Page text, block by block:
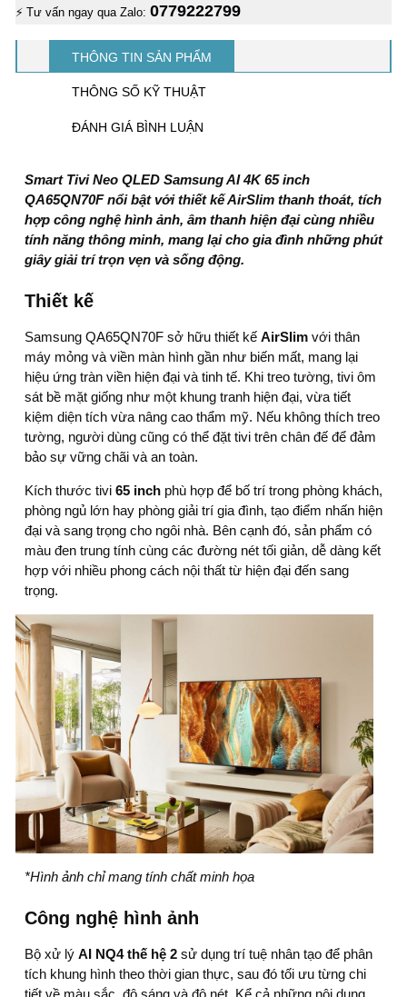
⚡ Tư vấn ngay qua Zalo: 0779222799
THÔNG TIN SẢN PHẨM
THÔNG SỐ KỸ THUẬT
ĐÁNH GIÁ BÌNH LUẬN
Smart Tivi Neo QLED Samsung AI 4K 65 inch
QA65QN70Fnổi bật với thiết kế AirSlim thanh thoát, tích
hợp công nghệ hình ảnh, âm thanh hiện đại cùng nhiều
tính năng thông minh, mang lại cho gia đình những phút
giây giải trí trọn vẹn và sống động.
Thiết kế
Samsung QA65QN70F sở hữu thiết kế AirSlim với thân
máy mỏng và viền màn hình gần như biến mất, mang lại
hiệu ứng tràn viền hiện đại và tinh tế. Khi treo tường, tivi ôm
sát bề mặt giống như một khung tranh hiện đại, vừa tiết
kiệm diện tích vừa nâng cao thẩm mỹ. Nếu không thích treo
tường, người dùng cũng có thể đặt tivi trên chân đế để đảm
bảo sự vững chãi và an toàn.
Kích thước tivi 65 inch phù hợp để bố trí trong phòng khách,
phòng ngủ lớn hay phòng giải trí gia đình, tạo điểm nhấn hiện
đại và sang trọng cho ngôi nhà. Bên cạnh đó, sản phẩm có
màu đen trung tính cùng các đường nét tối giản, dễ dàng kết
hợp với nhiều phong cách nội thất từ hiện đại đến sang
trọng.
*Hình ảnh chỉ mang tính chất minh họa
Công nghệ hình ảnh
Bộ xử lý AI NQ4 thế hệ 2 sử dụng trí tuệ nhân tạo để phân
tích khung hình theo thời gian thực, sau đó tối ưu từng chi
tiết về màu sắc, độ sáng và độ nét. Kể cả những nội dung